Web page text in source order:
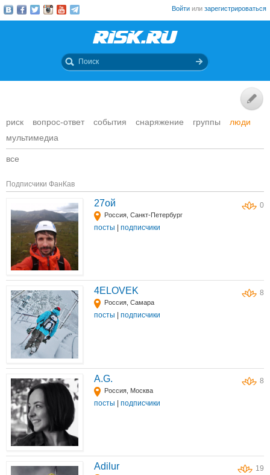
Войти или зарегистрироваться
риск вопрос-ответ события снаряжение группы
люди
мультимедиа
все
Подписчики ФанКав
0
27ой
Россия, Санкт-Петербург
посты подписчики
8
4ELOVEK
Россия, Самара
посты подписчики
8
A.G.
Россия, Москва
посты | подписчики
19
Adilur